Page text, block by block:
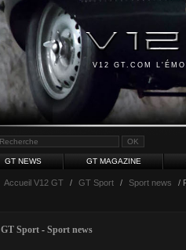
V12 GT.COM
GT NEWS GT MAGAZINE
Accueil V12 GT / GT Sport / Sport news /
GT Sport - Sport news